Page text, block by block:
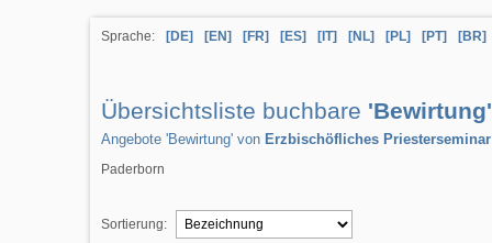
Sprache: [DE] [EN] [FR] [ES] [IT] [NL] [PL] [PT] [BR]
Übersichtsliste buchbare 'Bewirtung'
Angebote 'Bewirtung' von Erzbischöfliches Priesterseminar
Paderborn
Sortierung: